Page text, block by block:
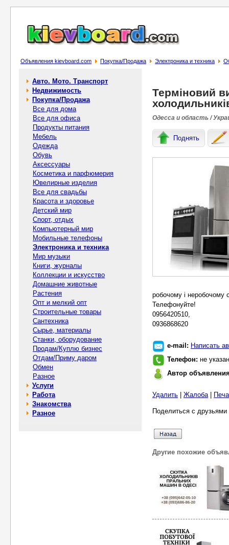
Объявления kievboard.com Покупка/Продажа Электроника и техника
Авто. Мото. Транспорт
Недвижимость
Покупка/Продажа
Все для дома
Все для офиса
Продукты питания
Мебель
Одежда
Обувь
Аксессуары
Косметика и парфюмерия
Ювелирные изделия
Все для свадьбы
Красота и здоровье
Детский мир
Спорт, отдых
Компьютерный мир
Мобильные телефоны
Электроника и техника
Мир музыки
Книги, журналы
Коллекции и искусство
Домашние животные
Растения
Опт и мелкий опт
Строительные товары
Сантехника
Сырье, материалы
Станки, оборудование
Продам/Куплю бизнес
Отдам/Приму даром
Обмен
Разное
Услуги
Работа
Знакомства
Разное
Терміновий
Одесса и область /
Поднять
робочому і неробочому
Телефонуйте!
0956420510,
0936868620
e-mail: Написать
Телефон: не указан
Автор
Удалить Жалоба|
Поделиться с
Другие похожие